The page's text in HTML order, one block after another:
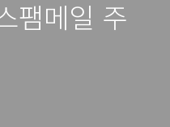
팸메일 주